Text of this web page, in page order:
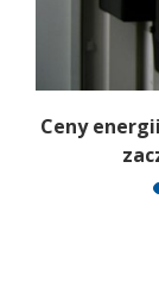
Ceny